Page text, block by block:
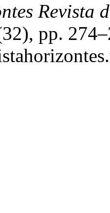
Revista
pp.